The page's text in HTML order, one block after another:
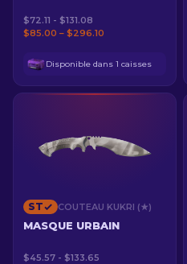
$72.11 - $131.08
$85.00 – $296.10
Disponible dans 1 caisses
ST COUTEAU KUKRI (★)
MASQUE URBAIN
$45.57 - $133.65